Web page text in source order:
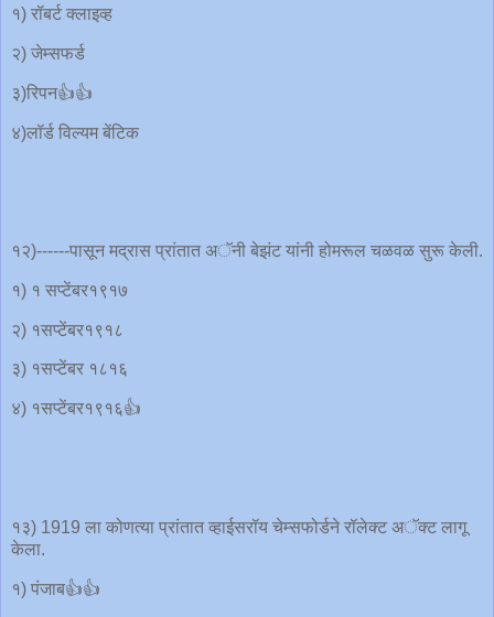
१) रॉबर्ट क्लाइव्ह
२) जेम्सफर्ड
३)रिपन👍👍
४)लॉर्ड विल्यम बेंटिक
१२)------पासून मद्रास प्रांतात अॅनी बेझंट यांनी होमरूल चळवळ सुरू केली.
१) १ सप्टेंबर१९१७
२) १सप्टेंबर१९१८
३) १सप्टेंबर १८१६
४) १सप्टेंबर१९१६👍
१३) 1919 ला कोणत्या प्रांतात व्हाईसरॉय चेम्सफोर्डने रॉलेक्ट अॅक्ट लागू
केला.
१) पंजाब👍👍